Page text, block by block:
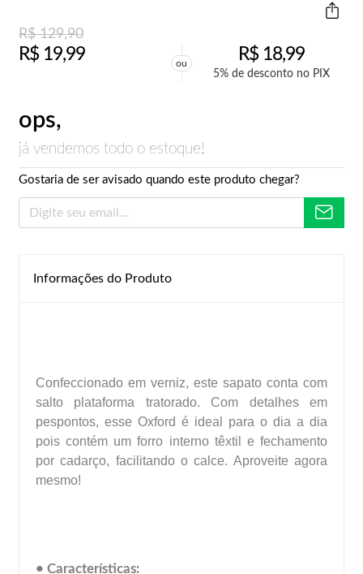
R$129,90
R$19,99 ou R$18,99
5% de desconto no PIX
ops,
já vendemos todo o estoque!
Gostaria de ser avisado quando este produto chegar?
Informações do Produto
Confeccionado em verniz, este sapato conta com
salto plataforma tratorado. Com detalhes em
pespontos, esse Oxford é ideal para o dia a dia
pois contém um forro interno têxtil e fechamento
por cadarço, facilitando o calce. Aproveite agora
mesmo!
• Características: